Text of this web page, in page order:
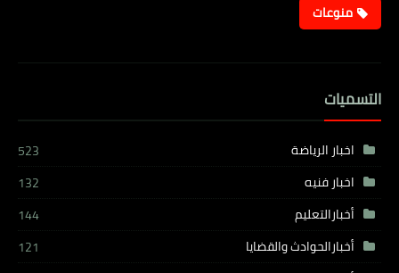
منوعات
التسميات
اخبار الرياضة
523
اخبار فنيه
132
أخبارالتعليم
144
أخبارالحوادث والقضايا
121